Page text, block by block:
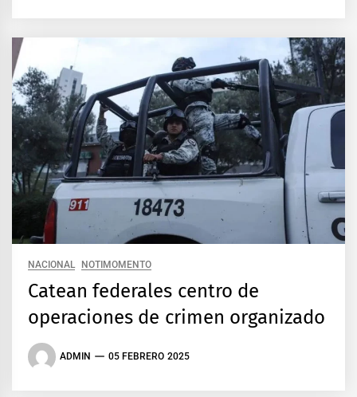
NACIONAL NOTIMOMENTO
Catean federales centro de
operaciones de crimen organizado
ADMIN 05 FEBRERO 2025